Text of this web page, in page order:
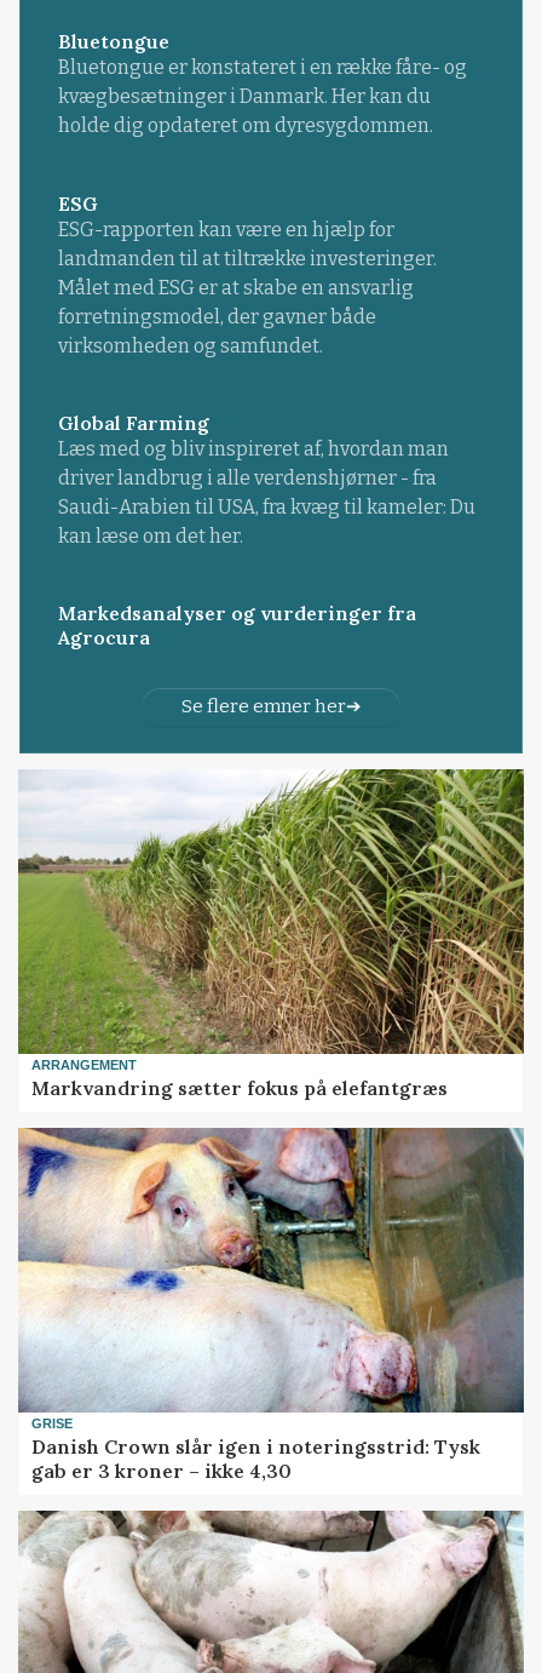
Bluetongue
Bluetongue er konstateret i en række fåre- og
kvægbesætninger i Danmark. Her kan du
holde dig opdateret om dyresygdommen.
ESG
ESG-rapporten kan være en hjælp for
landmanden til at tiltrække investeringer.
Målet med ESG er at skabe en ansvarlig
forretningsmodel, der gavner både
virksomheden og samfundet.
Global Farming
Læs med og bliv inspireret af, hvordan man
driver landbrug i alle verdenshjørner - fra
Saudi-Arabien til USA, fra kvæg til kameler: Du
kan læse om det her.
Markedsanalyser og vurderinger fra
Agrocura
Se flere emner her
ARRANGEMENT
Markvandring sætter fokus på elefantgræs
GRISE
Danish Crown slår igen i noteringsstrid: Tysk
gab er 3 kroner – ikke 4,30